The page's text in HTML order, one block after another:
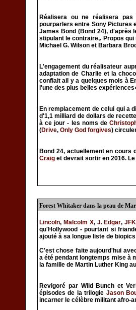
Réalisera ou ne réalisera
pourparlers entre Sony Pictures
James Bond (Bond 24), d'après
stipulant le contraire,. Propos
Michael G. Wilson et Barbara
L'engagement du réalisateur
adaptation de Charlie et la
confiait ail y a quelques mois à
l'une des plus belles
En remplacement de celui qui a
d'1,1 milliard de dollars de
à ce jour - les noms de
(Drive, Only God forgives)
Bond 24, actuellement en cours
Craig et devrait sortir en 2016.
Forest Whitaker dans la peau de
Lincoln, Malcolm X, J. Edgar,JFK
qu'Hollywood - pourtant si
ajouté à sa longue liste de
C'est chose faite aujourd'hui
a été pendant longtemps mise à
la famille de Martin Luther King
Revigoré par Wild Bunch et
épisodes de la trilogie Jason
incarner le célèbre militant afro-